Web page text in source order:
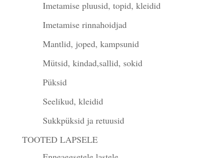
Imetamise pluusid, topid, kleidid
Imetamise rinnahoidjad
Mantlid, joped, kampsunid
Mütsid, kindad,sallid, sokid
Püksid
Seelikud, kleidid
Sukkpüksid ja retuusid
TOOTED LAPSELE